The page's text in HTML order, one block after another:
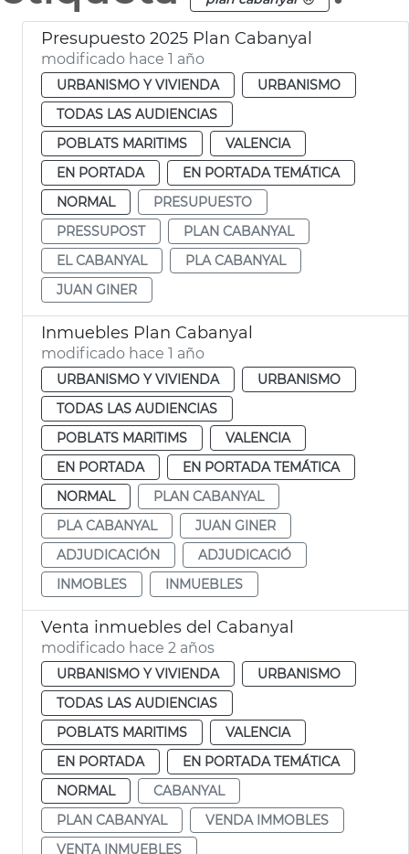
Presupuesto 2025 Plan Cabanyal
modificado hace 1 año
URBANISMO Y VIVIENDA
URBANISMO
TODAS LAS AUDIENCIAS
POBLATS MARITIMS
VALENCIA
EN PORTADA
EN PORTADA TEMÁTICA
NORMAL
PRESUPUESTO
PRESSUPOST
PLAN CABANYAL
EL CABANYAL
PLA CABANYAL
JUAN GINER
Inmuebles Plan Cabanyal
modificado hace 1 año
URBANISMO Y VIVIENDA
URBANISMO
TODAS LAS AUDIENCIAS
POBLATS MARITIMS
VALENCIA
EN PORTADA
EN PORTADA TEMÁTICA
NORMAL
PLAN CABANYAL
PLA CABANYAL
JUAN GINER
ADJUDICACIÓN
ADJUDICACIÓ
INMOBLES
INMUEBLES
Venta inmuebles del Cabanyal
modificado hace 2 años
URBANISMO Y VIVIENDA
URBANISMO
TODAS LAS AUDIENCIAS
POBLATS MARITIMS
VALENCIA
EN PORTADA
EN PORTADA TEMÁTICA
NORMAL
CABANYAL
PLAN CABANYAL
VENDA IMMOBLES
VENTA INMUEBLES